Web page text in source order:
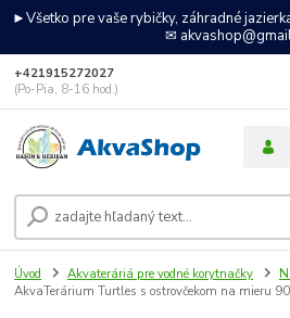
►Všetko pre vaše rybičky, záhradné
✉
+421915272027
(Po-Pia, 8-16 hod.)
Úvod Akvateráriá pre vodné korytnačky
AkvaTerárium Turtles s ostrovčekom na mieru